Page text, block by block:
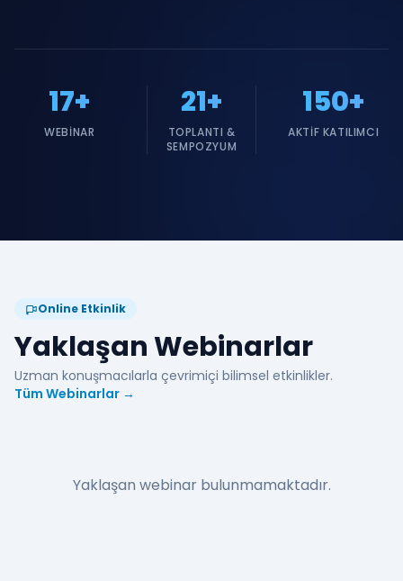
17+
WEBINAR
21+
TOPLANTI &
SEMPOZYUM
150+
AKTIF KATILIMCI
Online Etkinlik
Yaklaşan Webinarlar
Uzman konuşmacılarla çevrimiçi bilimsel etkinlikler.
Tüm Webinarlar →
Yaklaşan webinar bulunmamaktadır.